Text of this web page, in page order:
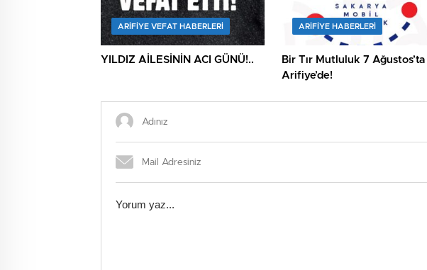
ARIFIYE VEFAT HABERLERI
YILDIZ AİLESİNİN ACI GÜNÜ!..
ARIFIYE HABERLERI
Bir Tır Mutluluk 7 Ağustos’ta
Arifiye’de!